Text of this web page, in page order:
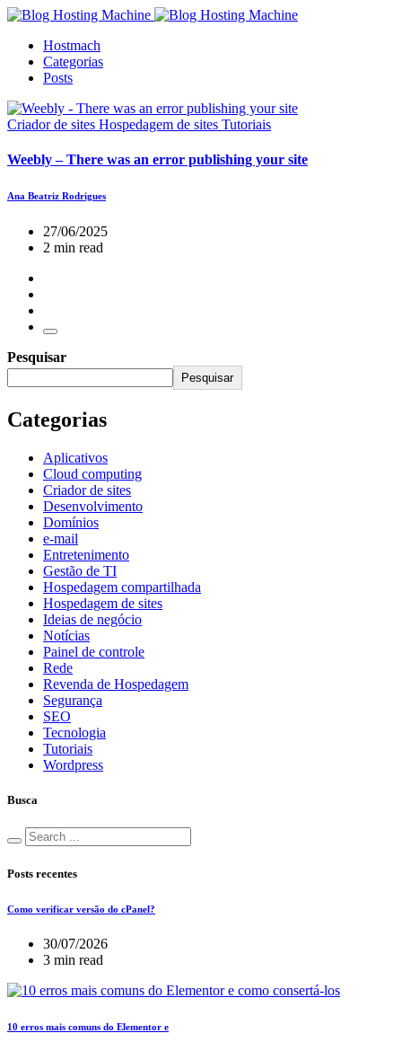
Hostmach
Categorias
Posts
Criador de sites Hospedagem de sites Tutoriais
Weebly – There was an error publishing your site
Ana Beatriz Rodrigues
27/06/2025
2 min read
Pesquisar
Pesquisar
Categorias
Aplicativos
Cloud computing
Criador de sites
Desenvolvimento
Domínios
e-mail
Entretenimento
Gestão de TI
Hospedagem compartilhada
Hospedagem de sites
Ideias de negócio
Notícias
Painel de controle
Rede
Revenda de Hospedagem
Segurança
SEO
Tecnologia
Tutoriais
Wordpress
Busca
Posts recentes
Como verificar versão do cPanel?
30/07/2026
3 min read
10 erros mais comuns do Elementor e